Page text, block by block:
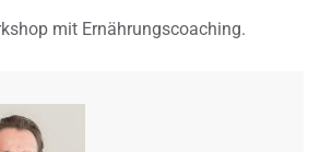
mit Ernährungscoaching.